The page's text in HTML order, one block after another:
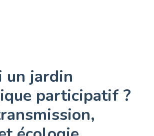
un jardin
participatif ?